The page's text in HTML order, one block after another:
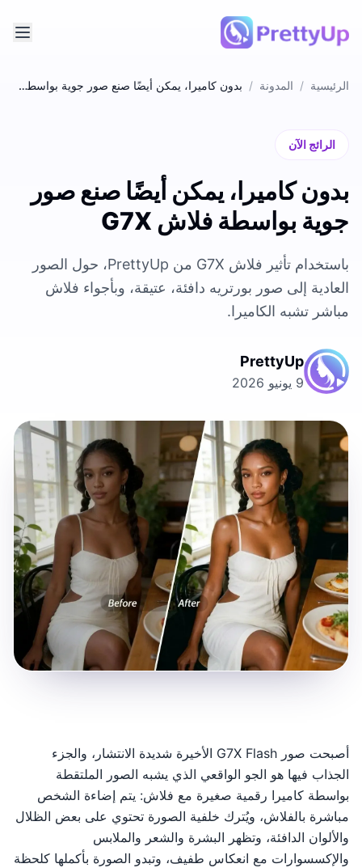
الرئيسية / المدونة / بدون كاميرا، يمكن أيضًا صنع صور جوية بواسطة فلاش G7X
الرائج الآن
بدون كاميرا، يمكن أيضًا صنع صور
جوية بواسطة فلاش G7X
باستخدام تأثير فلاش G7X من PrettyUp، حول الصور
العادية إلى صور بورتريه دافئة، عتيقة، وبأجواء فلاش
مباشر تشبه الكاميرا.
PrettyUp
9 يونيو 2026
أصبحت صور G7X Flash الأخيرة شديدة الانتشار، والجزء
الجذاب فيها هو الجو الواقعي الذي يشبه الصور الملتقطة
بواسطة كاميرا رقمية صغيرة مع فلاش: يتم إضاءة الشخص
مباشرة بالفلاش، ويُترك خلفية الصورة تحتوي على بعض الظلال
والألوان الدافئة، وتظهر البشرة والشعر والملابس
والإكسسوارات مع انعكاس طفيف، وتبدو الصورة بأكملها كلحظة